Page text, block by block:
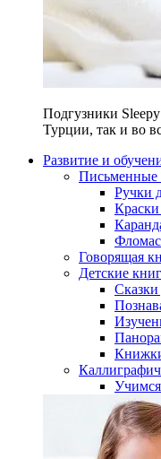
Подгузники
Турции, так и во
Развитие и
Письменные
Ручки
Краски
Говорящая
Детские
Сказки